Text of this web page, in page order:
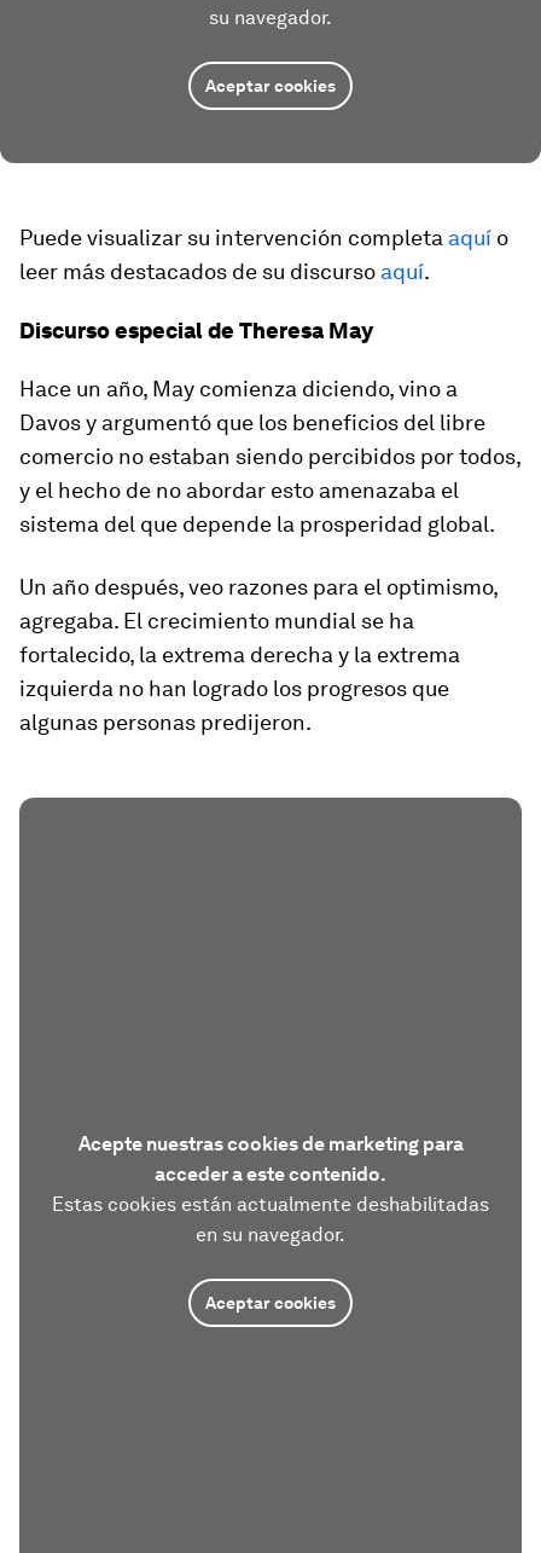
su navegador.
Aceptar cookies
Puede visualizar su intervención completa aquí o
leer más destacados de su discurso aquí.
Discurso especial de Theresa May
Hace un año, May comienza diciendo, vino a
Davos y argumentó que los beneficios del libre
comercio no estaban siendo percibidos por todos,
y el hecho de no abordar esto amenazaba el
sistema del que depende la prosperidad global.
Un año después, veo razones para el optimismo,
agregaba. El crecimiento mundial se ha
fortalecido, la extrema derecha y la extrema
izquierda no han logrado los progresos que
algunas personas predijeron.
Acepte nuestras cookies de marketing para
acceder a este contenido.
Estas cookies están actualmente deshabilitadas
en su navegador.
Aceptar cookies